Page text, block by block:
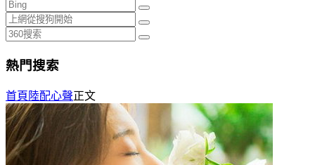
熱門搜索
首頁 陸配心聲正文